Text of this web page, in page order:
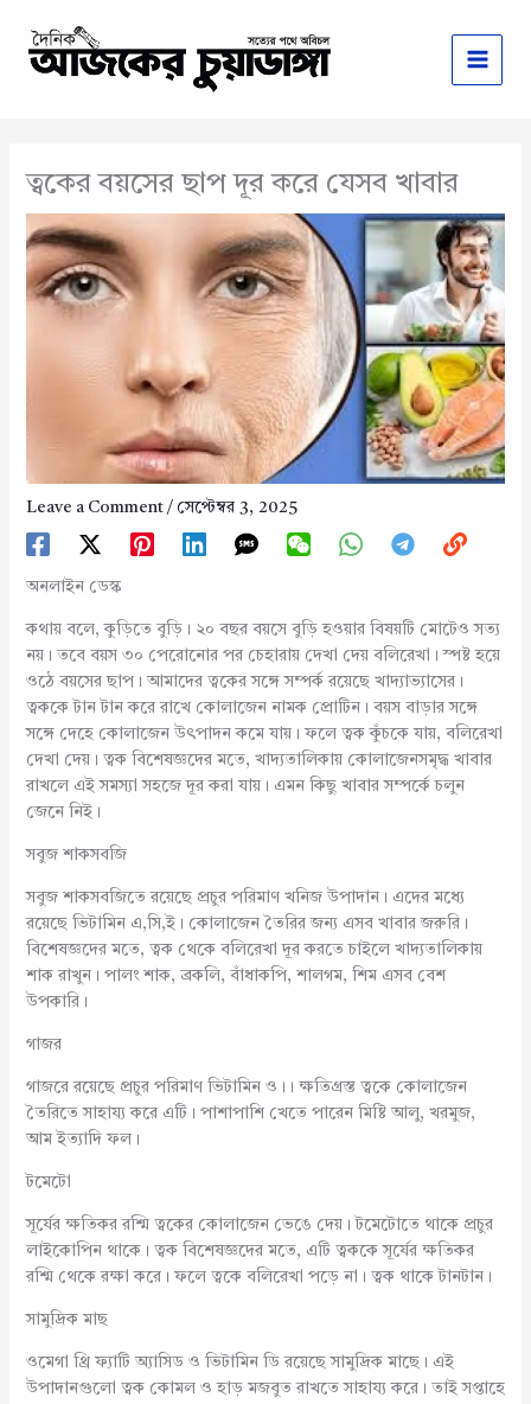
content
ত্বকের বয়সের ছাপ দূর করে যেসব খাবার
Leave a Comment / সেপ্টেম্বর 3, 2025
অনলাইন ডেস্ক
কথায় বলে, কুড়িতে বুড়ি। ২০ বছর বয়সে বুড়ি হওয়ার বিষয়টি মোটেও সত্য
নয়। তবে বয়স ৩০ পেরোনোর পর চেহারায় দেখা দেয় বলিরেখা। স্পষ্ট হয়ে
ওঠে বয়সের ছাপ। আমাদের ত্বকের সঙ্গে সম্পর্ক রয়েছে খাদ্যাভ্যাসের।
ত্বককে টান টান করে রাখে কোলাজেন নামক প্রোটিন। বয়স বাড়ার সঙ্গে
সঙ্গে দেহে কোলাজেন উৎপাদন কমে যায়। ফলে ত্বক কুঁচকে যায়, বলিরেখা
দেখা দেয়। ত্বক বিশেষজ্ঞদের মতে, খাদ্যতালিকায় কোলাজেনসমৃদ্ধ খাবার
রাখলে এই সমস্যা সহজে দূর করা যায়। এমন কিছু খাবার সম্পর্কে চলুন
জেনে নিই।
সবুজ শাকসবজি
সবুজ শাকসবজিতে রয়েছে প্রচুর পরিমাণ খনিজ উপাদান। এদের মধ্যে
রয়েছে ভিটামিন এ,সি,ই। কোলাজেন তৈরির জন্য এসব খাবার জরুরি।
বিশেষজ্ঞদের মতে, ত্বক থেকে বলিরেখা দূর করতে চাইলে খাদ্যতালিকায়
শাক রাখুন। পালং শাক, ব্রকলি, বাঁধাকপি, শালগম, শিম এসব বেশ
উপকারি।
গাজর
গাজরে রয়েছে প্রচুর পরিমাণ ভিটামিন ও।। ক্ষতিগ্রস্ত ত্বকে কোলাজেন
তৈরিতে সাহায্য করে এটি। পাশাপাশি খেতে পারেন মিষ্টি আলু, খরমুজ,
আম ইত্যাদি ফল।
টমেটো
সূর্যের ক্ষতিকর রশ্মি ত্বকের কোলাজেন ভেঙে দেয়। টমেটোতে থাকে প্রচুর
লাইকোপিন থাকে। ত্বক বিশেষজ্ঞদের মতে, এটি ত্বককে সূর্যের ক্ষতিকর
রশ্মি থেকে রক্ষা করে। ফলে ত্বকে বলিরেখা পড়ে না। ত্বক থাকে টানটান।
সামুদ্রিক মাছ
ওমেগা থ্রি ফ্যাটি অ্যাসিড ও ভিটামিন ডি রয়েছে সামুদ্রিক মাছে। এই
উপাদানগুলো ত্বক কোমল ও হাড় মজবুত রাখতে সাহায্য করে। তাই সপ্তাহে